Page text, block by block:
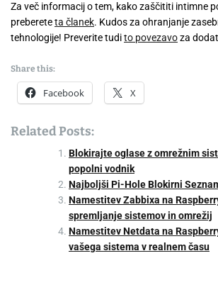
Za več informacij o tem, kako zaščititi intimne
prebereteta članek. Kudos za ohranjanje
tehnologije! Preverite tudito povezavoza
Share this:
Facebook X
Related Posts:
Blokirajte oglase z omrežnim
popolni vodnik
Najboljši Pi-Hole Blokirni
Namestitev Zabbixa na
spremljanje sistemov in omrežij
Namestitev Netdata na
vašega sistema v realnem času